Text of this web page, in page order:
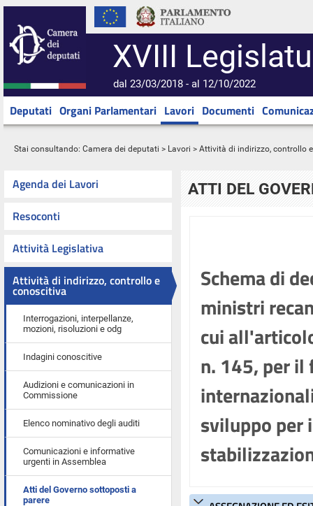
XVIII
dal 23/03/2018 - al 12/10/2022
Deputati Organi Parlamentari Lavori Documenti
Stai consultando: Camera dei deputati > Lavori > Attività di indirizzo, controllo
Agenda dei Lavori
Resoconti
Attività Legislativa
Attività di indirizzo, controllo e
conoscitiva
Interrogazioni, interpellanze,
mozioni, risoluzioni e odg
Indagini conoscitive
Audizioni e comunicazioni in
Commissione
Elenco nominativo degli auditi
Comunicazioni e informative
urgenti in Assemblea
Atti del Governo sottoposti a
parere
ATTI DEL
Schema di
ministri
cui
n. 145, per
sviluppo per